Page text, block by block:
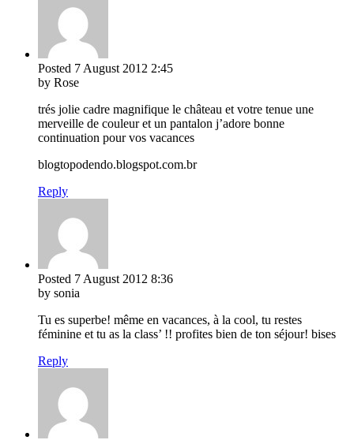
Posted 7 August 2012 2:45
by Rose
trés jolie cadre magnifique le château et votre tenue une
merveille de couleur et un pantalon j’adore bonne
continuation pour vos vacances
blogtopodendo.blogspot.com.br
Reply
Posted 7 August 2012 8:36
by sonia
Tu es superbe! même en vacances, à la cool, tu restes
féminine et tu as la class’ !! profites bien de ton séjour! bises
Reply